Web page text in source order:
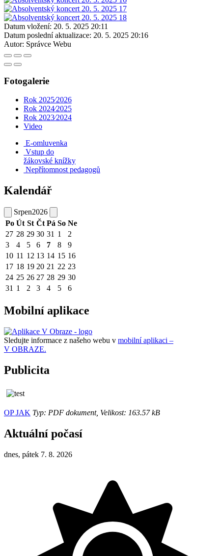
Datum vložení: 20. 5. 2025 20:11
Datum poslední aktualizace: 20. 5. 2025 20:16
Autor: Správce Webu
Fotogalerie
Rok 2025⁄2026
Rok 2024⁄2025
Rok 2023⁄2024
Video
E-omluvenka
Vstup do
žákovské knížky
Nepřítomnost pedagogů
Kalendář
Srpen2026
Po Út St Čt Pá So Ne
27 28 29 30 31 1
2
3
4 5 6 7 8
9
10 11 12 13 14 15 16
17 18 19 20 21 22 23
24 25 26 27 28 29 30
31 1 2 3 4 5 6
Mobilní aplikace
Sledujte informace z našeho webu v mobilní aplikaci –
V OBRAZE.
Publicita
OP JAK Typ: PDF dokument, Velikost: 163.57 kB
Aktuální počasí
dnes, pátek 7. 8. 2026